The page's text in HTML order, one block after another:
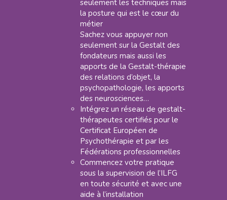
seulement les techniques mais
la posture qui est le cœur du
métier
Sachez vous appuyer non
seulement sur la Gestalt des
fondateurs mais aussi les
apports de la Gestalt-thérapie
des relations d’objet, la
psychopathologie, les apports
des neurosciences…
Intégrez un réseau de gestalt-
thérapeutes certifiés pour le
Certificat Européen de
Psychothérapie et par les
Fédérations professionnelles
Commencez votre pratique
sous la supervision de l’ILFG
en toute sécurité et avec une
aide à l’installation